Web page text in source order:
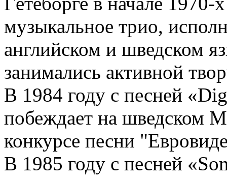
музыкальное трио,
английском и шведском
занимались активной
В 1984 году с песней
побеждает на шведском
конкурсе песни
В 1985 году с песней